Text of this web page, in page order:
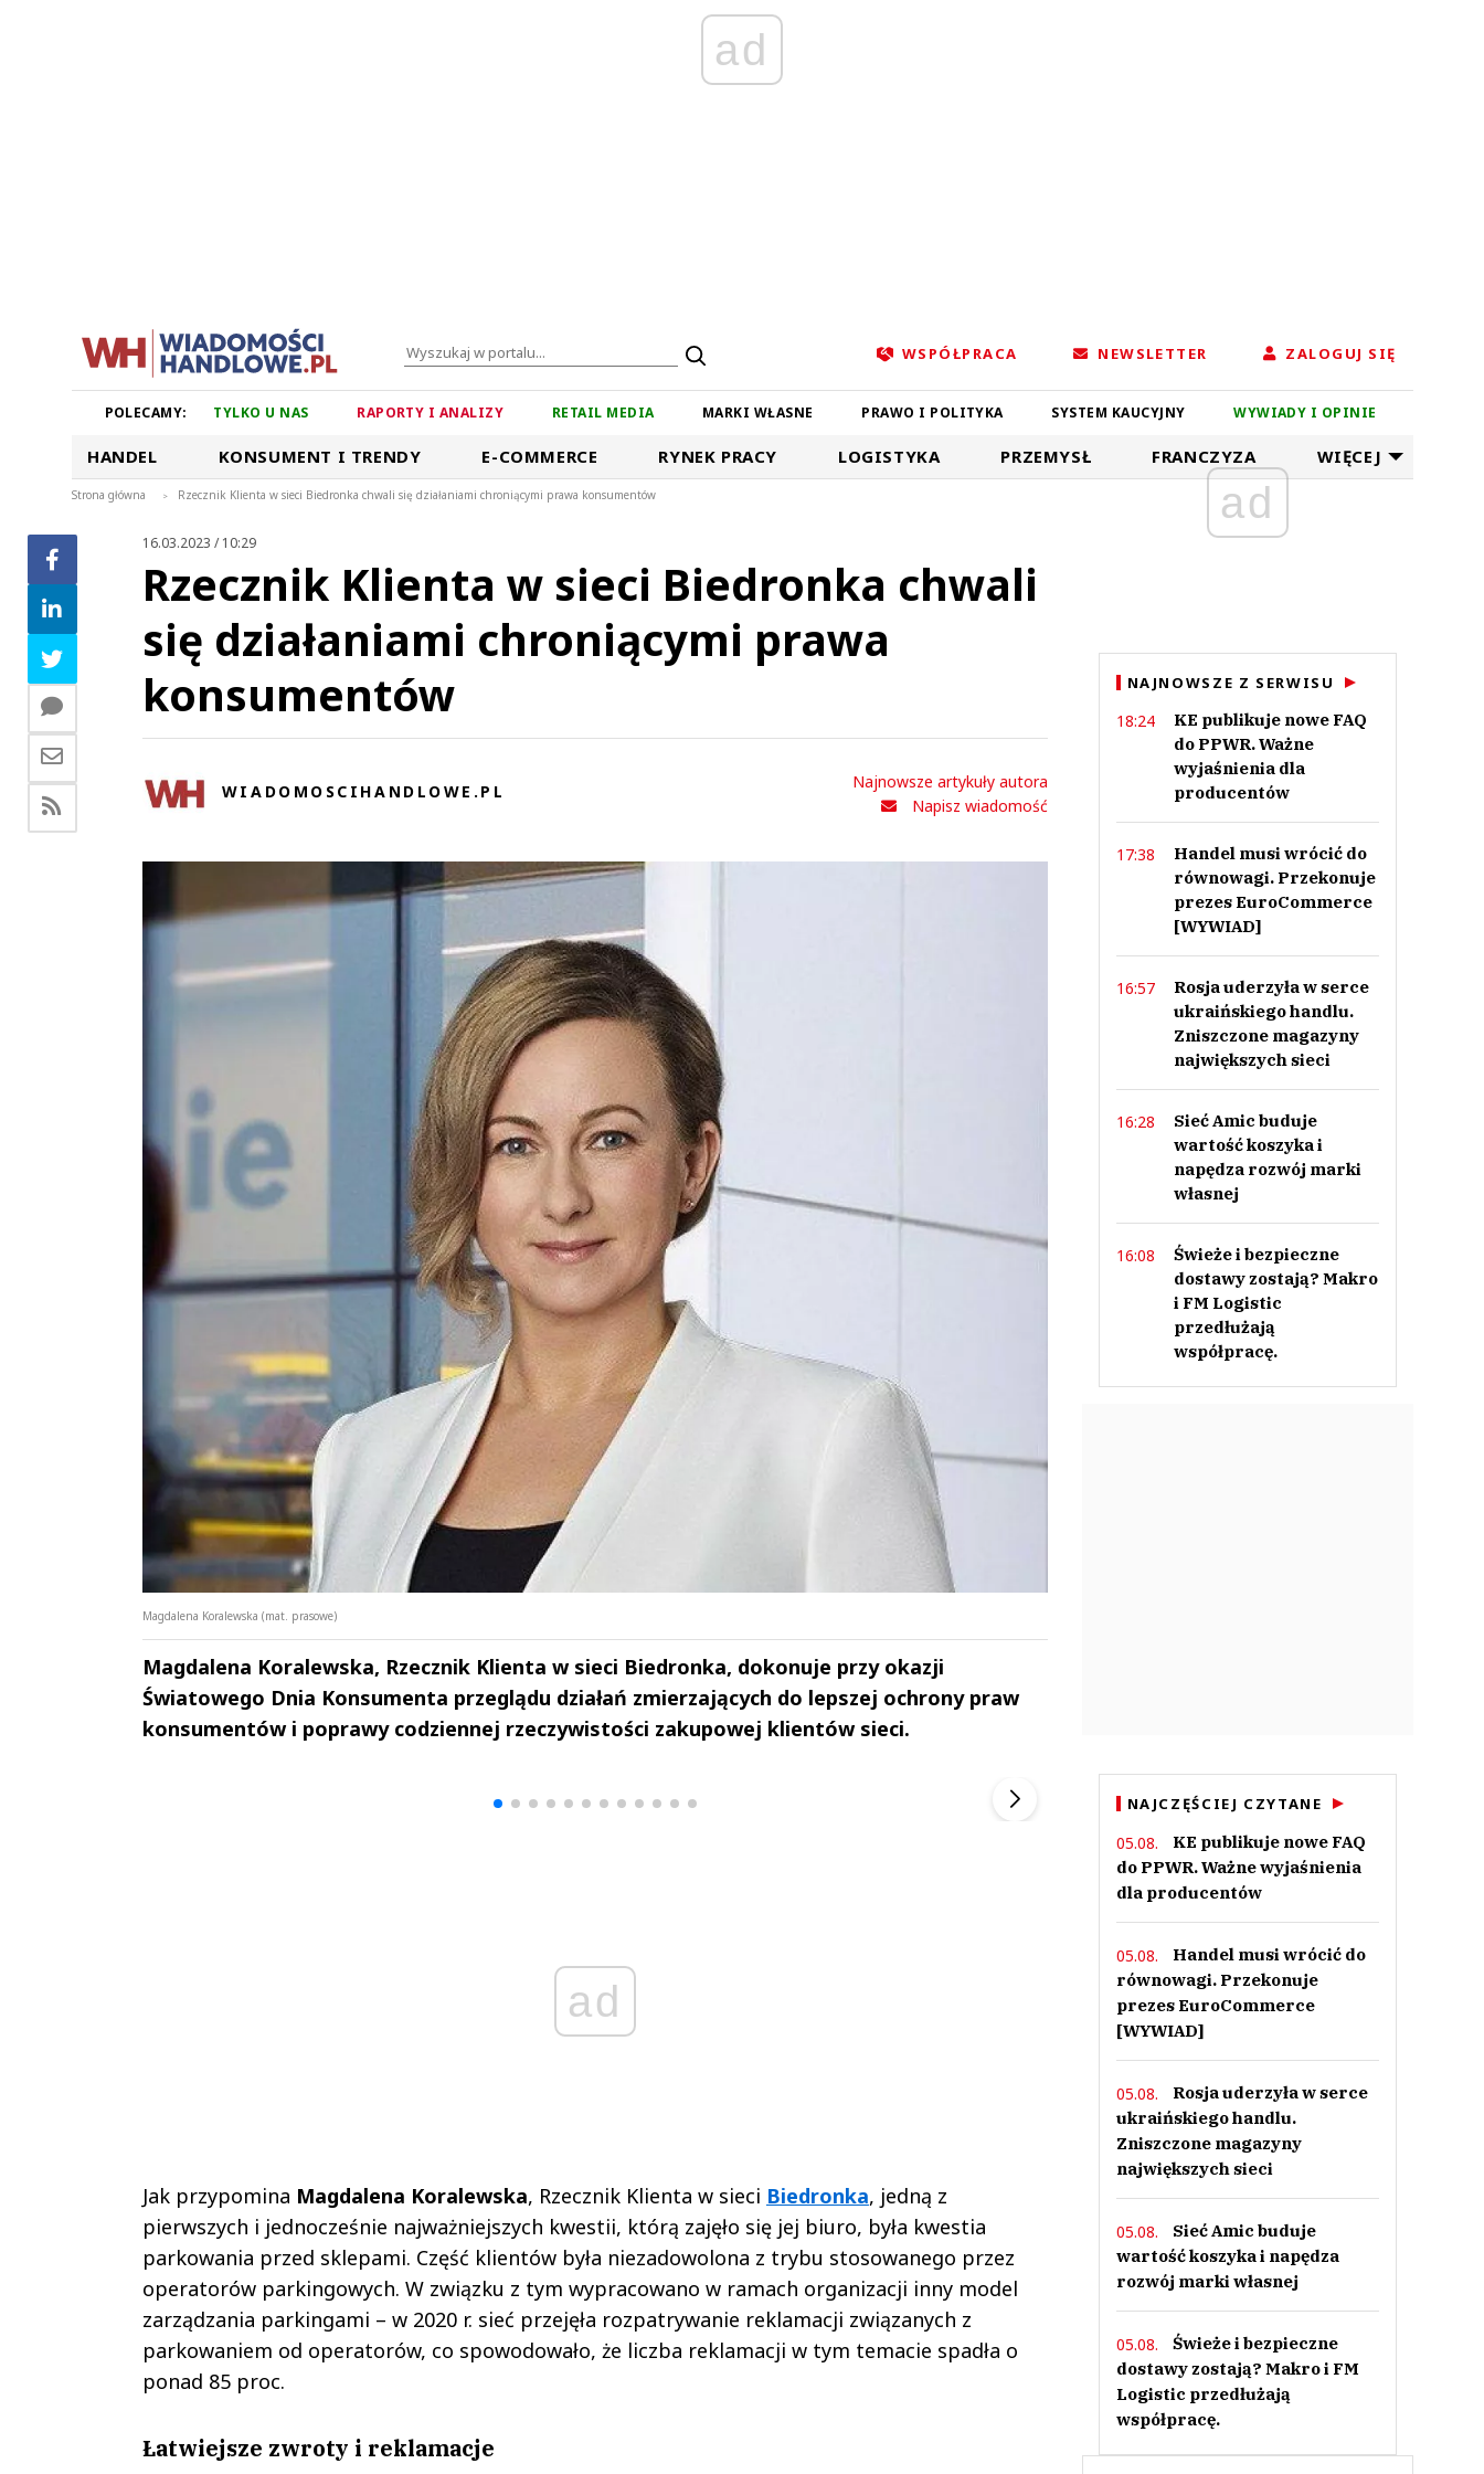
ad
WSPÓŁPRACA NEWSLETTER ZALOGUJ SIĘ
POLECAMY: TYLKO U NAS RAPORTY I ANALIZY RETAIL MEDIA MARKI WŁASNE PRAWO I POLITYKA SYSTEM KAUCYJNY WYWIADY I OPINIE
HANDEL KONSUMENT I TRENDY E-COMMERCE RYNEK PRACY LOGISTYKA PRZEMYSŁ FRANCZYZA WIĘCEJ
Strona główna > Rzecznik Klienta w sieci Biedronka chwali się działaniami chroniącymi prawa konsumentów
16.03.2023 / 10:29
Rzecznik Klienta w sieci Biedronka chwali
się działaniami chroniącymi prawa
konsumentów
WIADOMOSCIHANDLOWE.PL
Najnowsze artykuły autora
Napisz wiadomość
Magdalena Koralewska (mat. prasowe)
Magdalena Koralewska, Rzecznik Klienta w sieci Biedronka, dokonuje przy okazji
Światowego Dnia Konsumenta przeglądu działań zmierzających do lepszej ochrony praw
konsumentów i poprawy codziennej rzeczywistości zakupowej klientów sieci.
ad
Jak przypomina Magdalena Koralewska, Rzecznik Klienta w sieci Biedronka, jedną z
pierwszych i jednocześnie najważniejszych kwestii, którą zajęło się jej biuro, była kwestia
parkowania przed sklepami. Część klientów była niezadowolona z trybu stosowanego przez
operatorów parkingowych. W związku z tym wypracowano w ramach organizacji inny model
zarządzania parkingami – w 2020 r. sieć przejęła rozpatrywanie reklamacji związanych z
parkowaniem od operatorów, co spowodowało, że liczba reklamacji w tym temacie spadła o
ponad 85 proc.
Łatwiejsze zwroty i reklamacje
Andrzej i Marta
Marta i Andrzej
▶
ad
NAJNOWSZE Z SERWISU
18:24
KE publikuje nowe FAQ
do PPWR. Ważne
wyjaśnienia dla
producentów
17:38
Handel musi wrócić do
równowagi. Przekonuje
prezes EuroCommerce
[WYWIAD]
16:57
Rosja uderzyła w serce
ukraińskiego handlu.
Zniszczone magazyny
największych sieci
16:28
Sieć Amic buduje
wartość koszyka i
napędza rozwój marki
własnej
16:08
Świeże i bezpieczne
dostawy zostają? Makro
i FM Logistic
przedłużają
współpracę.
NAJCZĘŚCIEJ CZYTANE
05.08.
KE publikuje nowe FAQ
do PPWR. Ważne wyjaśnienia
dla producentów
05.08.
Handel musi wrócić do
równowagi. Przekonuje
prezes EuroCommerce
[WYWIAD]
05.08.
Rosja uderzyła w serce
ukraińskiego handlu.
Zniszczone magazyny
największych sieci
05.08.
Sieć Amic buduje
wartość koszyka i napędza
rozwój marki własnej
05.08.
Świeże i bezpieczne
dostawy zostają? Makro i FM
Logistic przedłużają
współpracę.